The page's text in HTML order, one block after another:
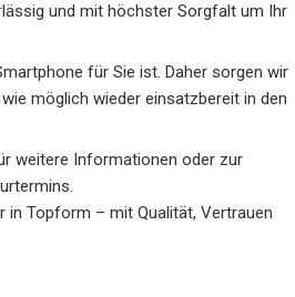
und mit höchster Sorgfalt um Ihr
für Sie ist. Daher sorgen wir
möglich wieder einsatzbereit in den
weitere Informationen oder zur
in Topform – mit Qualität, Vertrauen